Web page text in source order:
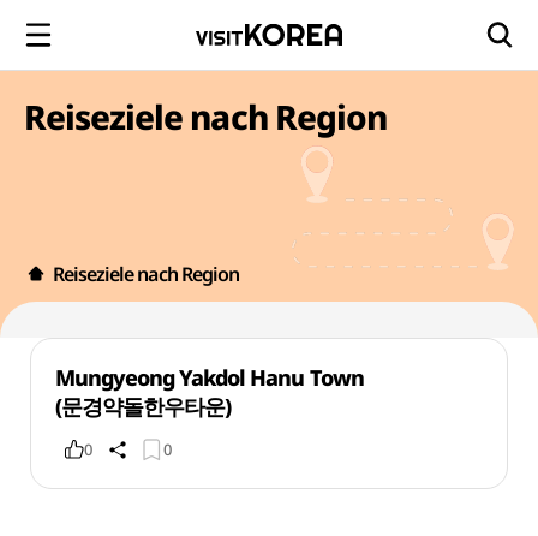
Reiseziele nach Region
Reiseziele nach Region
Mungyeong Yakdol Hanu Town
(문경약돌한우타운)
0 0